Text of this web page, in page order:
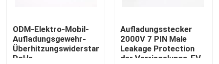
ODM-Elektro-Mobil-
Aufladungsgewehr-
Überhitzungswiderstand
RoHs
Aufladungsstecker
2000V 7 PIN Male
Leakage Protection
der Verriegelungs-EV